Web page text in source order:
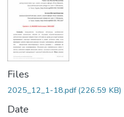
Files
2025_12_1-18.pdf(226.59 KB)
Date